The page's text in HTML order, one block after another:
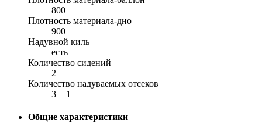
800
Плотность материала-дно
900
Надувной киль
есть
Количество сидений
2
Количество надуваемых отсеков
3 + 1
Общие характеристики